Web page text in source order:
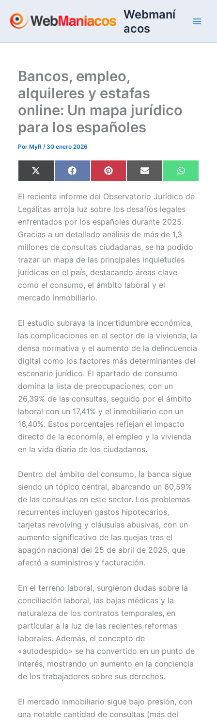
contenido
Webmaní
acos
Bancos, empleo,
alquileres y estafas
online: Un mapa jurídico
para los españoles
Por MyR/30 enero 2026
Compartir
en
X
(
w
i
t
t
e
)
Compartir
en
F
a
e
b
o
o
k
Compartir
en
P
i
t
e
r
e
s
Compartir
en
E
m
i
l
en
W
h
t
s
A
p
El reciente informe del Observatorio Jurídico de
Legálitas arroja luz sobre los desafíos legales
enfrentados por los españoles durante 2025.
Gracias a un detallado análisis de más de 1,3
millones de consultas ciudadanas, se ha podido
trazar un mapa de las principales inquietudes
jurídicas en el país, destacando áreas clave
como el consumo, el ámbito laboral y el
mercado inmobiliario.
El estudio subraya la incertidumbre económica,
las complicaciones en el sector de la vivienda, la
densa normativa y el aumento de la delincuencia
digital como los factores más determinantes del
escenario jurídico. El apartado de consumo
domina la lista de preocupaciones, con un
26,39% de las consultas, seguido por el ámbito
laboral con un 17,41% y el inmobiliario con un
16,40%. Estos porcentajes reflejan el impacto
directo de la economía, el empleo y la vivienda
en la vida diaria de los ciudadanos.
Dentro del ámbito del consumo, la banca sigue
siendo un tópico central, abarcando un 60,59%
de las consultas en este sector. Los problemas
recurrentes incluyen gastos hipotecarios,
tarjetas revolving y cláusulas abusivas, con un
aumento significativo de las quejas tras el
apagón nacional del 25 de abril de 2025, que
afectó a suministros y facturación.
En el terreno laboral, surgieron dudas sobre la
conciliación laboral, las bajas médicas y la
naturaleza de los contratos temporales, en
particular a la luz de las recientes reformas
laborales. Además, el concepto de
«autodespido» se ha convertido en un punto de
interés, mostrando un aumento en la conciencia
de los trabajadores sobre sus derechos.
El mercado inmobiliario sigue bajo presión, con
una notable cantidad de consultas (más del